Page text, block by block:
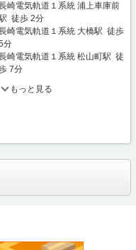
崎電気軌道１系統 浦上車庫前
徒歩 2分
崎電気軌道１系統 大橋駅 徒歩
分
崎電気軌道１系統 松山町駅 徒
7分
もっと見る